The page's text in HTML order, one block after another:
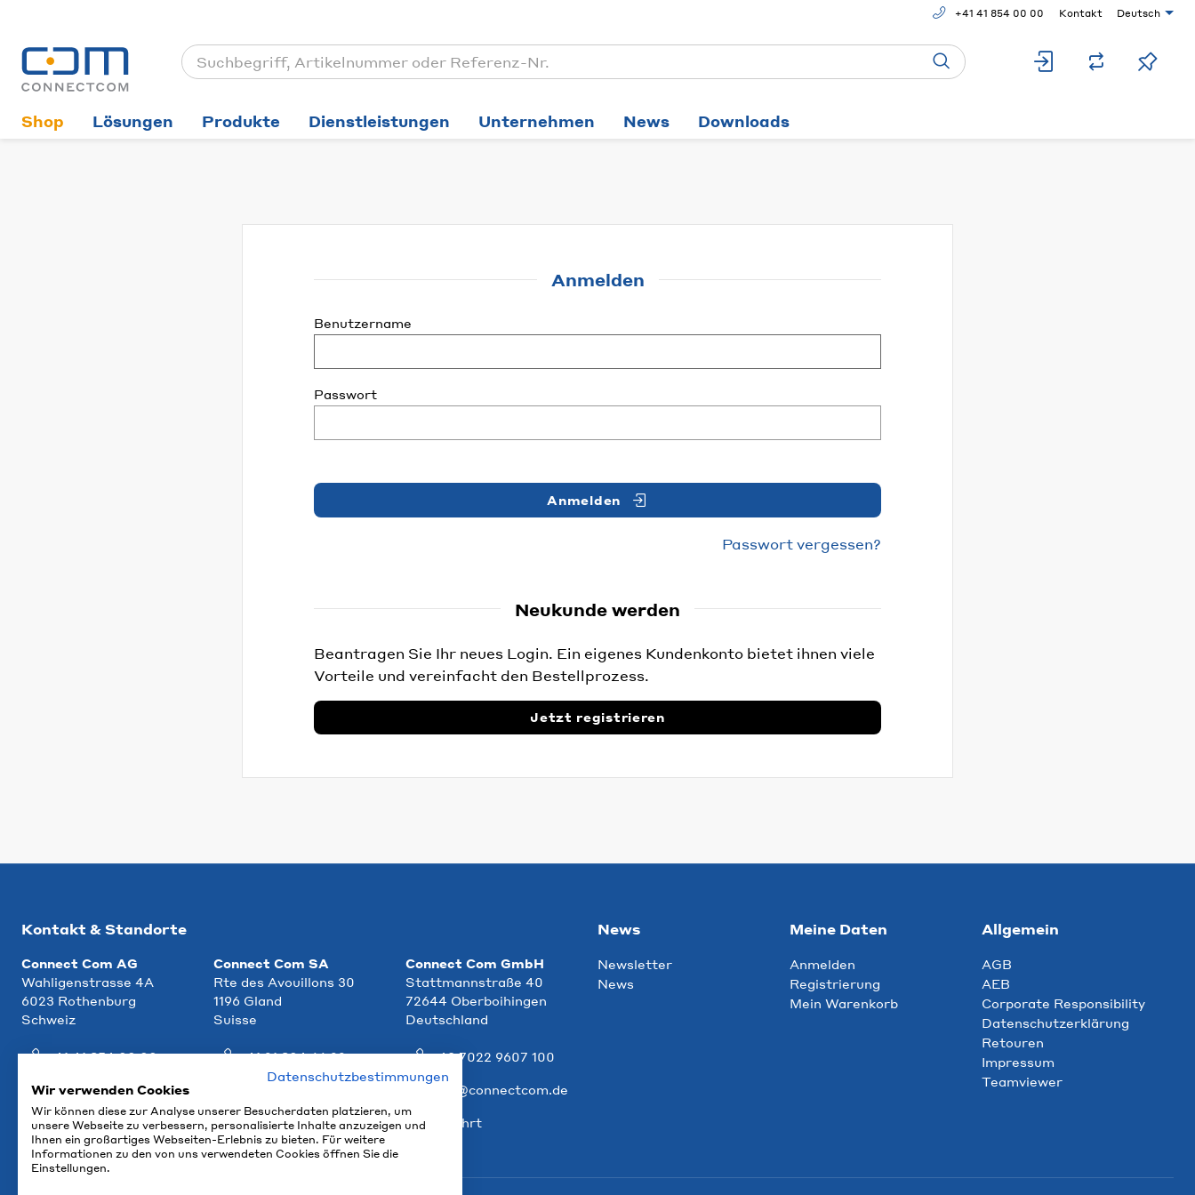
+41 41 854 00 00 Kontakt Deutsch
Shop Lösungen Produkte Dienstleistungen Unternehmen News Downloads
Anmelden
Benutzername
Passwort
Anmelden
Passwort vergessen?
Neukunde werden
Beantragen Sie Ihr neues Login. Ein eigenes Kundenkonto bietet ihnen viele
Vorteile und vereinfacht den Bestellprozess.
Jetzt registrieren
Kontakt & Standorte
Connect Com AG
Wahligenstrasse 4A
6023 Rothenburg
Schweiz
+41 41 854 00 00
info@ccm.ch
Anfahrt
Connect Com SA
Rte des Avouillons 30
1196 Gland
Suisse
+41 21 804 66 22
Anfahrt
Connect Com GmbH
Stattmannstraße 40
72644 Oberboihingen
Deutschland
+49 7022 9607 100
info@connectcom.de
Anfahrt
News
Newsletter
News
Meine Daten
Anmelden
Registrierung
Mein Warenkorb
Allgemein
AGB
AEB
Corporate Responsibility
Datenschutzerklärung
Retouren
Impressum
Teamviewer
Datenschutzbestimmungen
Wir verwenden Cookies
Wir können diese zur Analyse unserer Besucherdaten platzieren, um
unsere Webseite zu verbessern, personalisierte Inhalte anzuzeigen und
Ihnen ein großartiges Webseiten-Erlebnis zu bieten. Für weitere
Informationen zu den von uns verwendeten Cookies öffnen Sie die
Einstellungen.